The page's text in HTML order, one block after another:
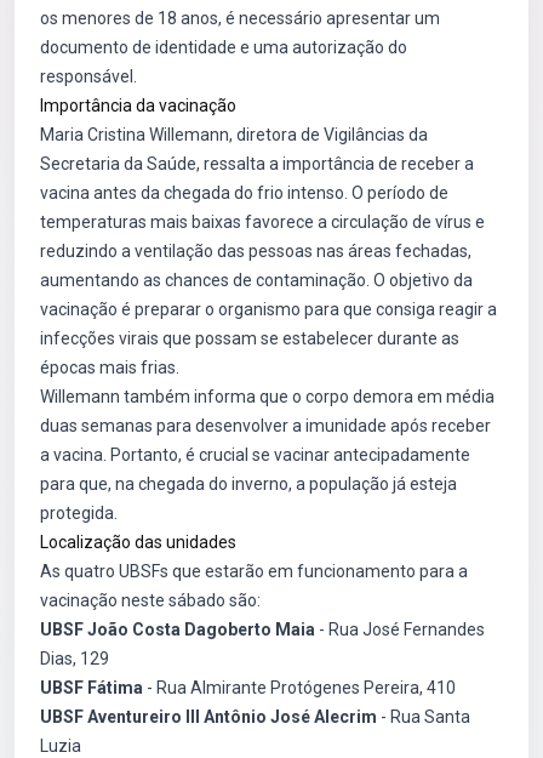
os menores de 18 anos, é necessário apresentar um
documento de identidade e uma autorização do
responsável.
Importância da vacinação
Maria Cristina Willemann, diretora de Vigilâncias da
Secretaria da Saúde, ressalta a importância de receber a
vacina antes da chegada do frio intenso. O período de
temperaturas mais baixas favorece a circulação de vírus e
reduzindo a ventilação das pessoas nas áreas fechadas,
aumentando as chances de contaminação. O objetivo da
vacinação é preparar o organismo para que consiga reagir a
infecções virais que possam se estabelecer durante as
épocas mais frias.
Willemann também informa que o corpo demora em média
duas semanas para desenvolver a imunidade após receber
a vacina. Portanto, é crucial se vacinar antecipadamente
para que, na chegada do inverno, a população já esteja
protegida.
Localização das unidades
As quatro UBSFs que estarão em funcionamento para a
vacinação neste sábado são:
UBSF João Costa Dagoberto Maia - Rua José Fernandes
Dias, 129
UBSF Fátima - Rua Almirante Protógenes Pereira, 410
UBSF Aventureiro III Antônio José Alecrim - Rua Santa
Luzia